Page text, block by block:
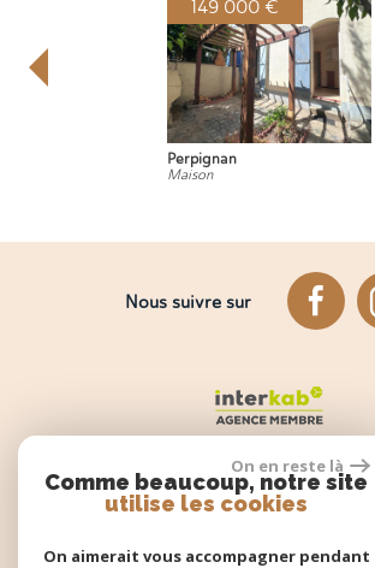
Nous suivre sur
Espace propriétaire
On en reste là
Comme beaucoup, notre site
utilise les cookies
On aimerait vous accompagner pendant